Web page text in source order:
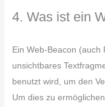
4. Was ist ein
Ein Web-Beacon (auch
unsichtbares
benutzt wird, um den
Um dies zu